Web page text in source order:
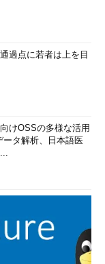
過点に若者は上を目
けOSSの多様な活用
タ解析、日本語医